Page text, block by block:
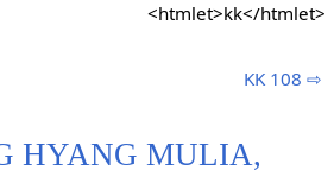
<htmlet>kk</htmlet>
KK 108 ⇨
HYANG MULIA,